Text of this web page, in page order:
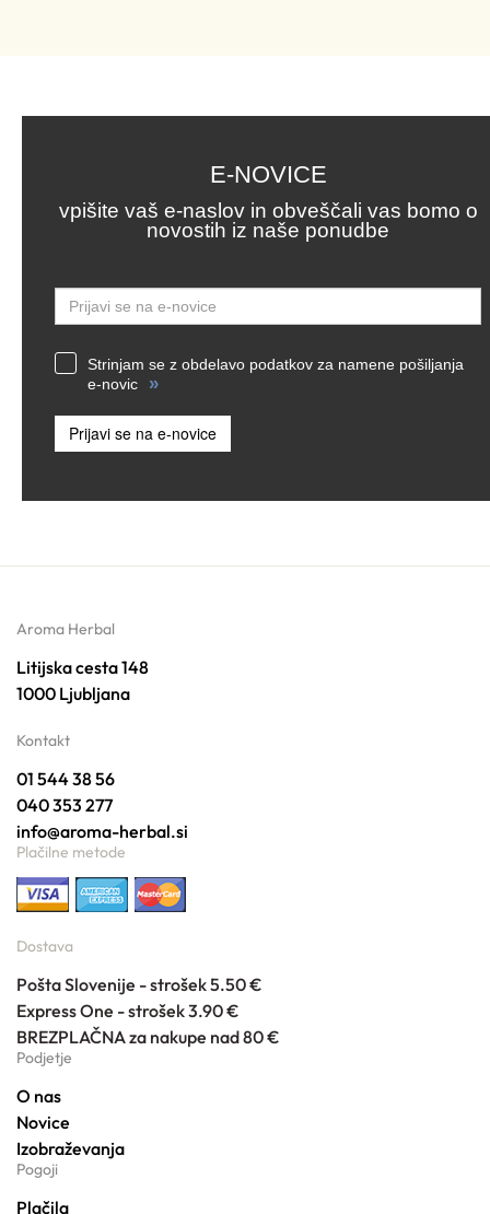
E-NOVICE
vpišite vaš e-naslov in obveščali vas bomo o
novostih iz naše ponudbe
Strinjam se z obdelavo podatkov za namene pošiljanja
e-novic
»
Prijavi se na e-novice
Aroma Herbal
Litijska cesta 148
1000 Ljubljana
Kontakt
01 544 38 56
040 353 277
info@aroma-herbal.si
Plačilne metode
Dostava
Pošta Slovenije - strošek 5.50 €
Express One - strošek 3.90 €
BREZPLAČNA za nakupe nad 80 €
Podjetje
O nas
Novice
Izobraževanja
Pogoji
Plačila